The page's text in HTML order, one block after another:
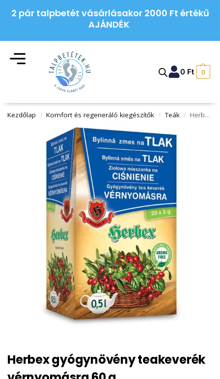
2 pár talpbetét vásárlásakor 2000 Ft értékű
AJÁNDÉK
0 Ft 0
Kezdőlap / Komfort és regeneráló kiegészítők / Teák / Herbex gyógynövény teakeverék vérnyomásra 60 g
Herbex gyógynövény teakeverék